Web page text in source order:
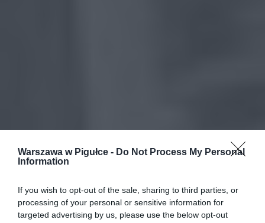
Warszawa w Pigułce - Do Not Process My Personal
Information
If you wish to opt-out of the sale, sharing to third parties, or
processing of your personal or sensitive information for
targeted advertising by us, please use the below opt-out